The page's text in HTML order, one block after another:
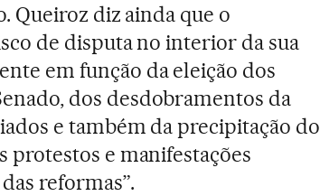
Queiroz diz ainda que o
de disputa no interior da sua
em função da eleição dos
dos desdobramentos da
e também da precipitação do
protestos e manifestações
reformas”.